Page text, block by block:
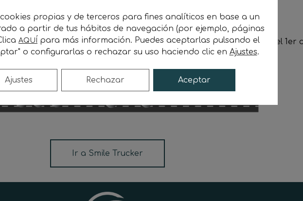
partir de la 3ª semana y adelanto dedispositivos de peajedesde el 1er
Ir a Smile Trucker
propias y de terceros para fines analíticos en base a un
a partir de tus hábitos de navegación (por ejemplo, páginas
AQUÍ para más información. Puedes aceptarlas pulsando el
o configurarlas o rechazar su uso haciendo clic en Ajustes.
Aceptar
Rechazar
Ajustes